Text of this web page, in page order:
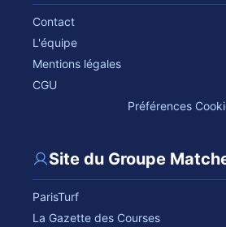
Contact
L'équipe
Mentions légales
CGU
Préférences
Site du Groupe
ParisTurf
La Gazette des Courses